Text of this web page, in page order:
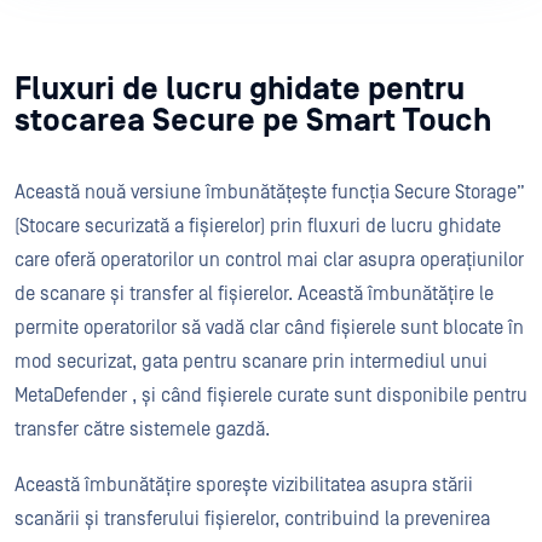
Fluxuri de lucru ghidate pentru
stocarea Secure pe Smart Touch
Această nouă versiune îmbunătățește funcția Secure Storage”
(Stocare securizată a fișierelor) prin fluxuri de lucru ghidate
care oferă operatorilor un control mai clar asupra operațiunilor
de scanare și transfer al fișierelor. Această îmbunătățire le
permite operatorilor să vadă clar când fișierele sunt blocate în
mod securizat, gata pentru scanare prin intermediul unui
MetaDefender , și când fișierele curate sunt disponibile pentru
transfer către sistemele gazdă.
Această îmbunătățire sporește vizibilitatea asupra stării
scanării și transferului fișierelor, contribuind la prevenirea